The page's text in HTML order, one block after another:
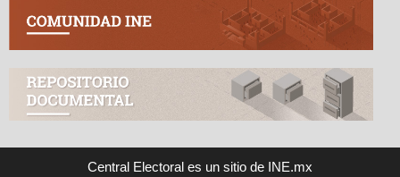
Central Electoral es un sitio de INE.mx